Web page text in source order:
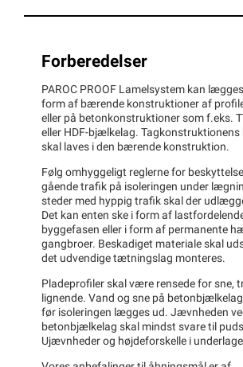
Forberedelser
PAROC PROOF Lamelsystem kan
form af bærende konstruktioner af
eller på betonkonstruktioner som f.eks.
eller HDF-bjælkelag.
skal laves i den bærende konstruktion.
Følg omhyggeligt reglerne for
gående trafik på isoleringen under
steder med hyppig trafik skal der
Det kan enten ske i form af
byggefasen eller i form af permanente
gangbroer. Beskadiget materiale skal
det udvendige tætningslag monteres.
Pladeprofiler skal være rensede for sne,
lignende. Vand og sne på
før isoleringen lægges ud. Jævnheden
betonbjælkelag skal mindst svare til
Ujævnheder og højdeforskelle i